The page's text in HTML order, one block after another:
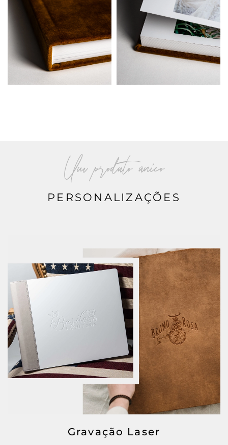
Um produto único
PERSONALIZAÇÕES
Gravação Laser